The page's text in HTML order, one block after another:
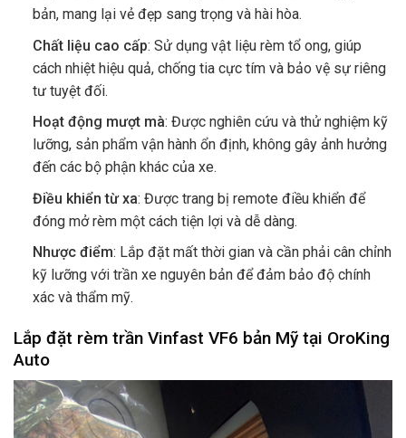
bản, mang lại vẻ đẹp sang trọng và hài hòa.
Chất liệu cao cấp: Sử dụng vật liệu rèm tổ ong, giúp
cách nhiệt hiệu quả, chống tia cực tím và bảo vệ sự riêng
tư tuyệt đối.
Hoạt động mượt mà: Được nghiên cứu và thử nghiệm kỹ
lưỡng, sản phẩm vận hành ổn định, không gây ảnh hưởng
đến các bộ phận khác của xe.
Điều khiển từ xa: Được trang bị remote điều khiển để
đóng mở rèm một cách tiện lợi và dễ dàng.
Nhược điểm: Lắp đặt mất thời gian và cần phải cân chỉnh
kỹ lưỡng với trần xe nguyên bản để đảm bảo độ chính
xác và thẩm mỹ.
Lắp đặt rèm trần Vinfast VF6 bản Mỹ tại OroKing
Auto